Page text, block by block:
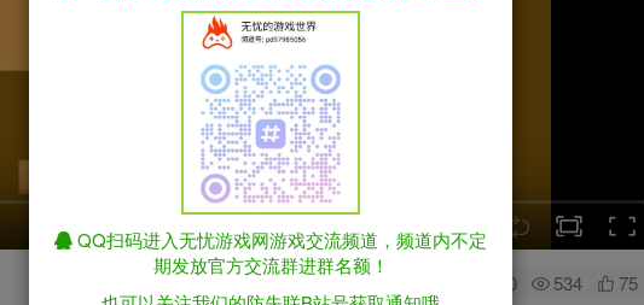
speed
0 534 75
QQ扫码进入无忧游戏网游戏交流频道，频道内不定
期发放官方交流群进群名额！